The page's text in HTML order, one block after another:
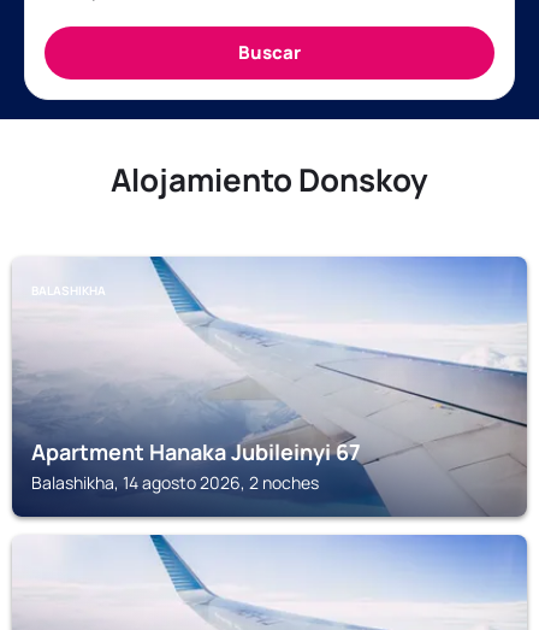
Alojamiento Donskoy
BALASHIKHA
Apartment Hanaka Jubileinyi 67
Balashikha, 14 agosto 2026, 2 noches